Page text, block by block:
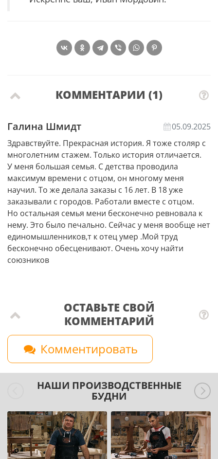
КОММЕНТАРИИ (1)
Галина Шмидт
05.09.2025
Здравствуйте. Прекрасная история. Я тоже столяр с
многолетним стажем. Только история отличается.
У меня большая семья. С детства проводила
максимум времени с отцом, он многому меня
научил. То же делала заказы с 16 лет. В 18 уже
заказывали с городов. Работали вместе с отцом.
Но остальная семья мени бесконечно ревновала к
нему. Это было печально. Сейчас у меня вообще нет
единомышленников,т к отец умер .Мой труд
бесконечно обесценивают. Очень хочу найти
союзников
ОСТАВЬТЕ СВОЙ
КОММЕНТАРИЙ
Комментировать
НАШИ ПРОИЗВОДСТВЕННЫЕ
БУДНИ